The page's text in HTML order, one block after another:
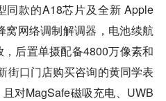
同款的A18芯片及全新 Apple
网络调制解调器，电池续航
后置单摄配备4800万像素和
街口门店购买咨询的黄同学表
对MagSafe磁吸充电、UWB